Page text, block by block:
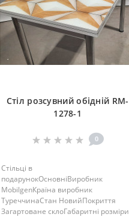
Стіл розсувний обідній RM-
1278-1
0
Стільці в
подарунокОсновніВиробник
MobilgenКраїна виробник
ТуреччинаСтан НовийПокриття
Загартоване склоГабаритні розміри